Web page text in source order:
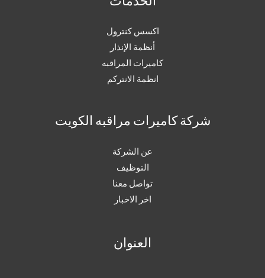
اكسس كنترول
أنظمة الإنذار
كاميرات المراقبه
انظمة الانتركم
شركة كاميرات مراقبه الكويت
عن الشركة
التوظيف
تواصل معنا
اخر الاخبار
العنوان